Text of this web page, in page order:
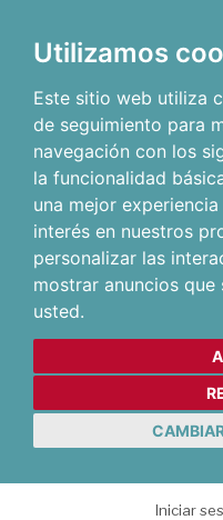
Utilizamos
Este sitio web utiliza
de seguimiento para
navegación con los
la funcionalidad
una mejor
interés en nuestros
personalizar las
mostrar anuncios que
usted.
Iniciar